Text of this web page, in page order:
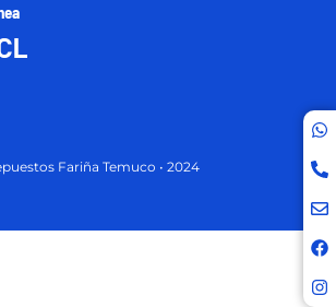
Fariña Temuco • 2024